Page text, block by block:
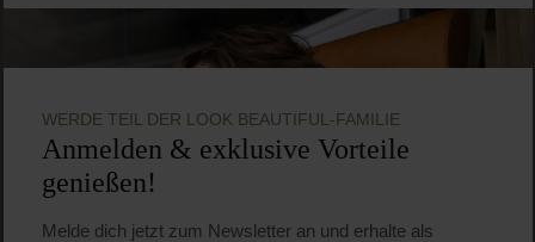
WERDE TEIL DER LOOK BEAUTIFUL-FAMILIE
Anmelden & exklusive Vorteile
genießen!
Melde dich jetzt zum Newsletter an und erhalte als